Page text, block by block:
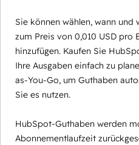
Sie können wählen, wann
zum Preis von 0,010 USD pro
hinzufügen. Kaufen Sie
Ihre Ausgaben einfach zu
as-You-Go, um Guthaben
Sie es nutzen.
HubSpot-Guthaben werden
Abonnementlaufzeit